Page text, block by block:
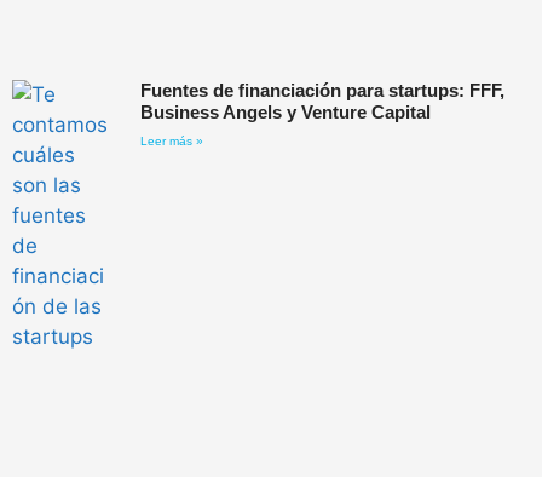
Fuentes de financiación para startups: FFF,
Business Angels y Venture Capital
Leer más »